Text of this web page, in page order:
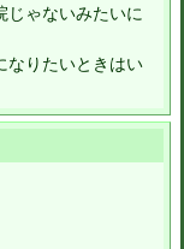
じゃないみたいに
なりたいときはい